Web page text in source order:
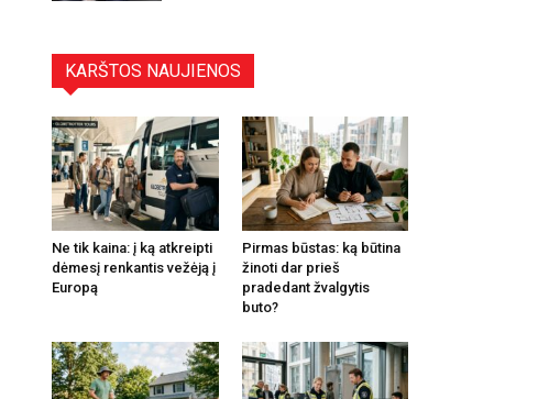
KARŠTOS NAUJIENOS
Ne tik kaina: į ką atkreipti
dėmesį renkantis vežėją į
Europą
Pirmas būstas: ką būtina
žinoti dar prieš
pradedant žvalgytis
buto?